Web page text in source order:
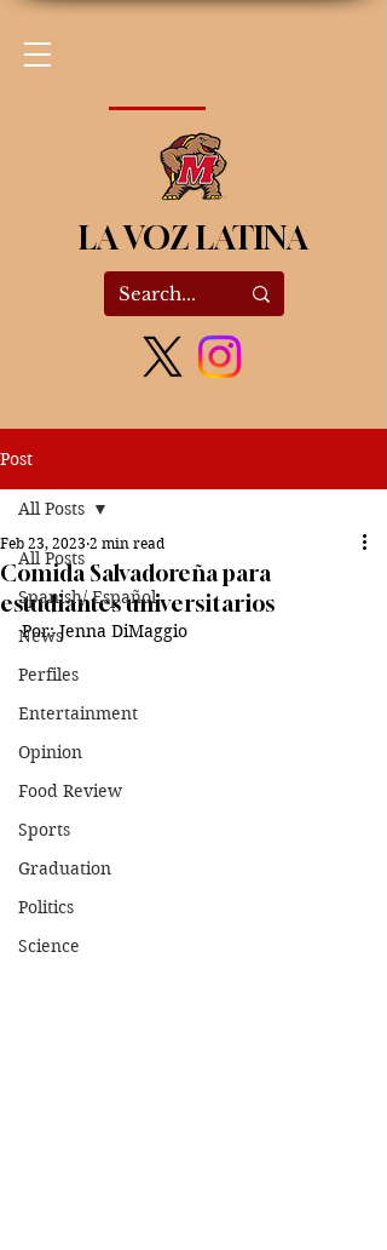
LA VOZ LATINA
Post
All Posts
Spanish/ Español
News
Perfiles
Entertainment
Opinion
Food Review
Sports
Graduation
Politics
Science
All Posts
Comida Salvadoreña para
estudiantes universitarios
Feb 23, 2023 2 min read
Por: Jenna DiMaggio